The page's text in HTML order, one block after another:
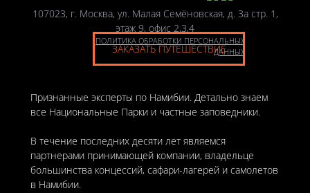
107023, г. Москва, ул. Малая Семёновская, д. 3а стр. 1,
этаж 9, офис 2,3,4
ПОЛИТИКА ОБРАБОТКИ ПЕРСОНАЛЬНЫХ
ДАННЫХ
ЗАКАЗАТЬ ПУТЕШЕСТВИЕ
Признанные эксперты по Намибии. Детально знаем
все Национальные Парки и частные заповедники.
В течение последних десяти лет являемся
партнерами принимающей компании, владельце
большинства концессий, сафари-лагерей и самолетов
в Намибии.